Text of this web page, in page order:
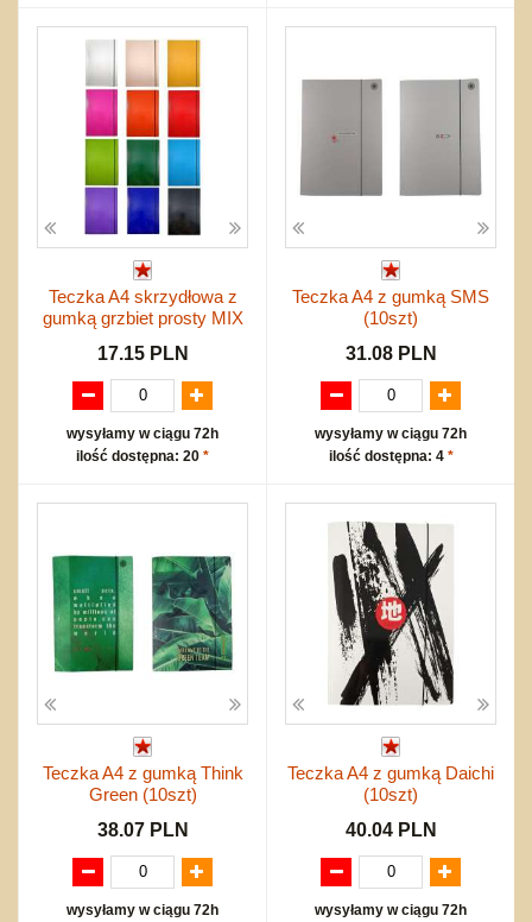
Teczka A4 skrzydłowa z
gumką grzbiet prosty MIX
17.15 PLN
wysyłamy w ciągu 72h
ilość dostępna: 20 *
Teczka A4 z gumką SMS
(10szt)
31.08 PLN
wysyłamy w ciągu 72h
ilość dostępna: 4 *
Teczka A4 z gumką Think
Green (10szt)
38.07 PLN
wysyłamy w ciągu 72h
Teczka A4 z gumką Daichi
(10szt)
40.04 PLN
wysyłamy w ciągu 72h